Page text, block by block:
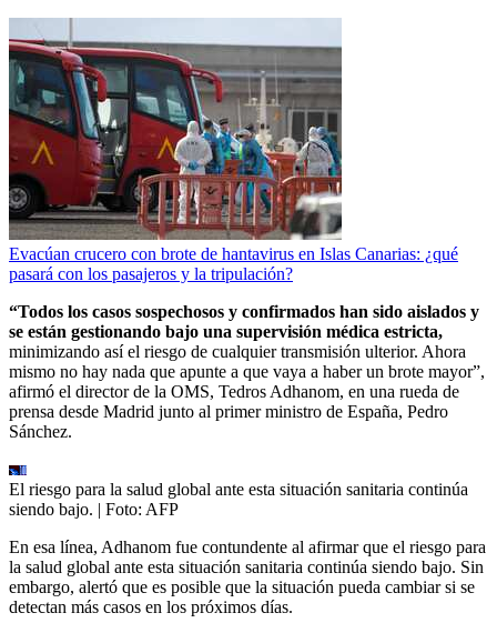
Evacúan crucero con brote de hantavirus en Islas Canarias: ¿qué
pasará con los pasajeros y la tripulación?
“Todos los casos sospechosos y confirmados han sido aislados y
se están gestionando bajo una supervisión médica estricta,
minimizando así el riesgo de cualquier transmisión ulterior. Ahora
mismo no hay nada que apunte a que vaya a haber un brote mayor”,
afirmó el director de la OMS, Tedros Adhanom, en una rueda de
prensa desde Madrid junto al primer ministro de España, Pedro
Sánchez.
El riesgo para la salud global ante esta situación sanitaria continúa
siendo bajo. | Foto: AFP
En esa línea, Adhanom fue contundente al afirmar que el riesgo para
la salud global ante esta situación sanitaria continúa siendo bajo. Sin
embargo, alertó que es posible que la situación pueda cambiar si se
detectan más casos en los próximos días.